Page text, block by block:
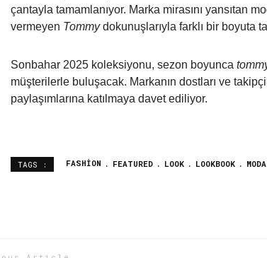
çantayla tamamlanıyor. Marka mirasını yansıtan
vermeyen Tommydokunuşlarıyla farklı bir boyuta
Sonbahar 2025 koleksiyonu, sezon boyunca
müşterilerle buluşacak. Markanın dostları ve
paylaşımlarına katılmaya davet ediliyor.
TAGS : FASHION FEATURED LOOK LOOKBOOK MODA